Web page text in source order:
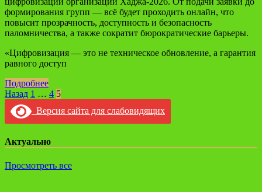
формирования групп — всё будет проходить онлайн, что
повысит прозрачность, доступность и безопасность
паломничества, а также сократит бюрократические барьеры.
«Цифровизация — это не техническое обновление, а гарантия
равного доступ
Подробнее
Навигация
по
записям
Назад 1 … 4 5
Версия сайта для слабовидящих
Актуально
Просмотреть все